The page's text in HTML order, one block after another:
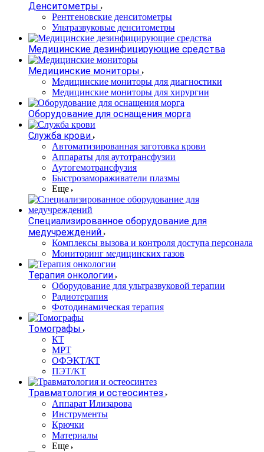
Денситометры
Рентгеновские денситометры
Ультразвуковые денситометры
Медицинские дезинфицирующие средства
Медицинские мониторы
Медицинские мониторы для диагностики
Медицинские мониторы для хирургии
Оборудование для оснащения морга
Служба крови
Автоматизированная заготовка крови
Аппараты для аутотрансфузии
Аутогемотрансфузия
Быстрозамораживатели плазмы
Еще
Специализированное оборудование для
медучреждений
Комплексы вызова и контроля доступа персонала
Мониторинг медицинских газов
Терапия онкологии
Оборудование для ультразвуковой терапии
Радиотерапия
Фотодинамическая терапия
Томографы
КТ
МРТ
ОФЭКТ/КТ
ПЭТ/КТ
Травматология и остеосинтез
Аппарат Илизарова
Инструменты
Крючки
Материалы
Еще